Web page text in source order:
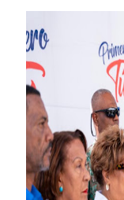
Fellito Suberví
Hipótesis
CESDN urge
Cacerolazos,
Roberto Ángel
Roberto Ángel